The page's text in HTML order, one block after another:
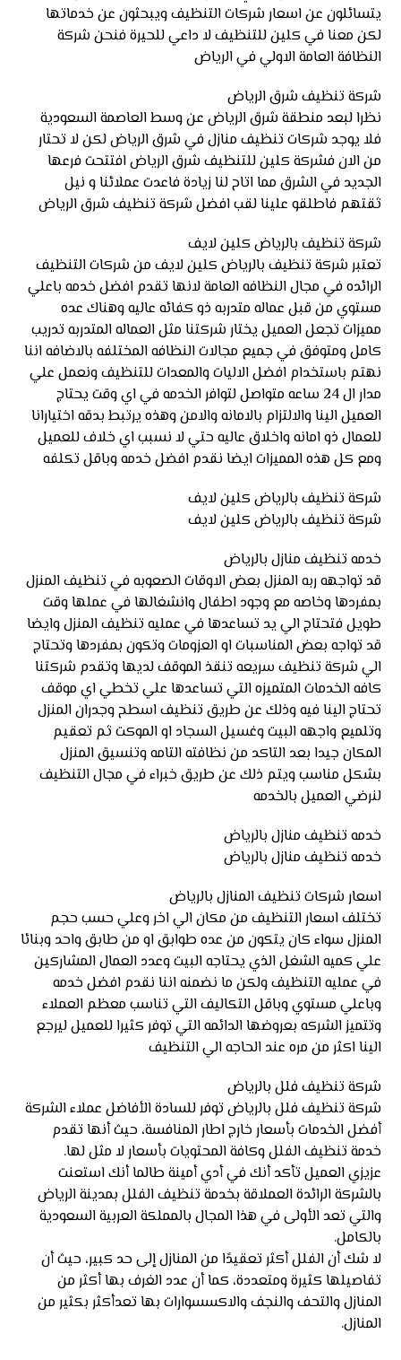
يتسائلون عن اسعار شركات التنظيف ويبحثون عن خدماتها
لكن معنا في كلين للتنظيف لا داعي للحيرة فنحن شركة
النظافة العامة الاولي في الرياض
شركة تنظيف شرق الرياض
نظرا لبعد منطقة شرق الرياض عن وسط العاصمة السعودية
فلا يوجد شركات تنظيف منازل في شرق الرياض لكن لا تحتار
من الان فشركة كلين للتنظيف شرق الرياض افتتحت فرعها
الجديد في الشرق مما اتاح لنا زيادة فاعدت عملائنا و نيل
ثقتهم فاطلقو علينا لقب افضل شركة تنظيف شرق الرياض
شركة تنظيف بالرياض كلين لايف
تعتبر شركة تنظيف بالرياض كلين لايف من شركات التنظيف
الرائده في مجال النظافه العامة لانها تقدم افضل خدمه باعلي
مستوي من قبل عماله متدربه ذو كفائه عاليه وهناك عده
مميزات تجعل العميل يختار شركتنا مثل العماله المتدربه تدريب
كامل ومتوفق في جميع مجالات النظافه المختلفه بالاضافه اننا
نهتم باستخدام افضل الاليات والمعدات للتنظيف ونعمل علي
مدار ال 24 ساعه متواصل لتوافر الخدمه في اي وقت يحتاج
العميل الينا والالتزام بالامانه والامن وهذه يرتبط بدقه اختيارانا
للعمال ذو امانه واخلاق عاليه حتي لا نسبب اي خلاف للعميل
ومع كل هذه المميزات ايضا نقدم افضل خدمه وباقل تكلفه
شركة تنظيف بالرياض كلين لايف
شركة تنظيف بالرياض كلين لايف
خدمه تنظيف منازل بالرياض
قد تواجهه ربه المنزل بعض الاوقات الصعوبه في تنظيف المنزل
بمفردها وخاصه مع وجود اطفال وانشغالها في عملها وقت
طويل فتحتاج الي يد تساعدها في عمليه تنظيف المنزل وايضا
قد تواجه بعض المناسبات او العزومات وتكون بمفردها وتحتاج
الي شركة تنظيف سريعه تنقذ الموقف لديها وتقدم شركتنا
كافه الخدمات المتميزه التي تساعدها علي تخطي اي موقف
تحتاج الينا فيه وذلك عن طريق تنظيف اسطح وجدران المنزل
وتلميع واجهه البيت وغسيل السجاد او الموكت ثم تعقيم
المكان جيدا بعد التاكد من نظافته التامه وتنسيق المنزل
بشكل مناسب ويتم ذلك عن طريق خبراء في مجال التنظيف
لنرضي العميل بالخدمه
خدمه تنظيف منازل بالرياض
خدمه تنظيف منازل بالرياض
اسعار شركات تنظيف المنازل بالرياض
تختلف اسعار التنظيف من مكان الي اخر وعلي حسب حجم
المنزل سواء كان يتكون من عده طوابق او من طابق واحد وبنائا
علي كميه الشغل الذي يحتاجه البيت وعدد العمال المشاركين
في عمليه التنظيف ولكن ما نضمنه اننا نقدم افضل خدمه
وباعلي مستوي وباقل التكاليف التي تناسب معظم العملاء
وتتميز الشركه بعروضها الدائمه التي توفر كثيرا للعميل ليرجع
الينا اكثر من مره عند الحاجه الي التنظيف
شركة تنظيف فلل بالرياض
شركة تنظيف فلل بالرياض توفر للسادة الأفاضل عملاء الشركة
أفضل الخدمات بأسعار خارج اطار المنافسة، حيث أنها تقدم
خدمة تنظيف الفلل وكافة المحتويات بأسعار لا مثل لها.
عزيزي العميل تأكد أنك في أدي أمينة طالما أنك استعنت
بالشركة الرائدة العملاقة بخدمة تنظيف الفلل بمدينة الرياض
والتي تعد الأولى في هذا المجال بالمملكة العربية السعودية
بالكامل.
لا شك أن الفلل أكثر تعقيدًا من المنازل إلى حد كبير، حيث أن
تفاصيلها كثيرة ومتعددة، كما أن عدد الغرف بها أكثر من
المنازل والتحف والنجف والاكسسوارات بها تعدأكثر بكثير من
المنازل.